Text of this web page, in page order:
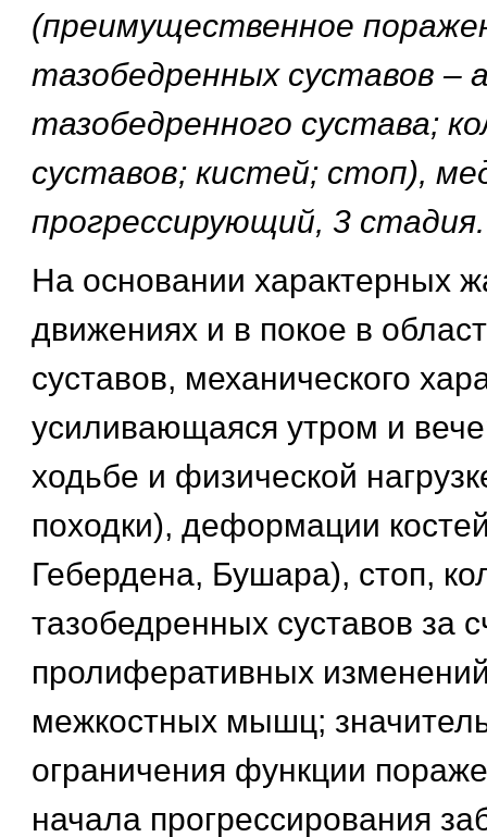
(преимущественное
тазобедренных суставов –
тазобедренного сустава;
суставов; кистей; стоп),
прогрессирующий, 3 стадия.
На основании характерных
движениях и в покое в
суставов, механического
усиливающаяся утром и
ходьбе и физической
походки), деформации
Гебердена, Бушара), стоп,
тазобедренных суставов за
пролиферативных
межкостных мышц;
ограничения функции
начала прогрессирования